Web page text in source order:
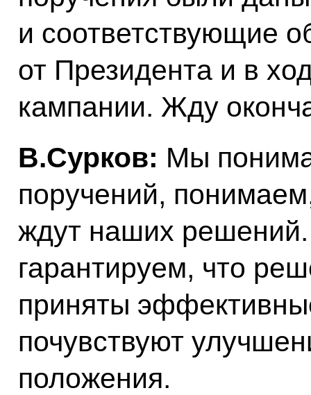
и соответствующие
от Президента и в
кампании. Жду
В.Сурков: Мы
поручений,
ждут наших
гарантируем, что
приняты
почувствуют
положения.